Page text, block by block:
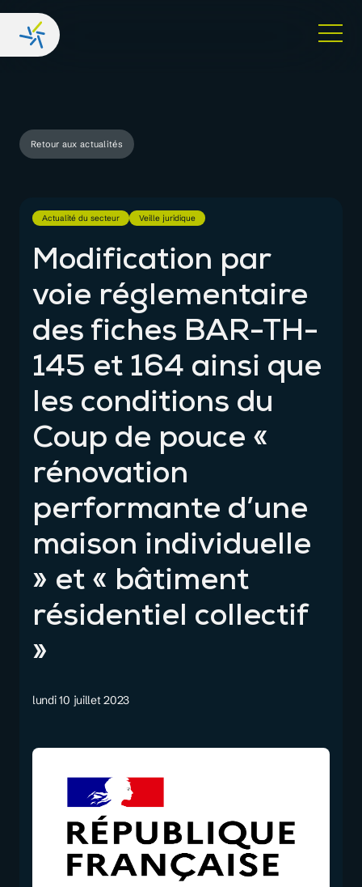
Retour aux actualités
Actualité du secteur Veille juridique
Modification par
voie réglementaire
des fiches BAR-TH-
145 et 164 ainsi que
les conditions du
Coup de pouce «
rénovation
performante d’une
maison individuelle
» et « bâtiment
résidentiel collectif
»
lundi 10 juillet 2023